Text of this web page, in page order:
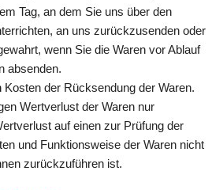
Tag, an dem Sie uns über den
an uns zurückzusenden oder
wenn Sie die Waren vor Ablauf
absenden.
Kosten der Rücksendung der Waren.
Wertverlust der Waren nur
auf einen zur Prüfung der
und Funktionsweise der Waren nicht
zurückzuführen ist.